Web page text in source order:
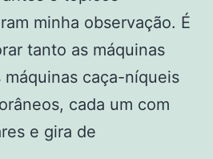
minha observação. É
tanto as máquinas
caça-níqueis
cada um com
e gira de